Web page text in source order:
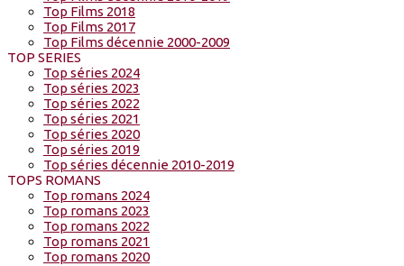
Top Films 2018
Top Films 2017
Top Films décennie 2000-2009
TOP SERIES
Top séries 2024
Top séries 2023
Top séries 2022
Top séries 2021
Top séries 2020
Top séries 2019
Top séries décennie 2010-2019
TOPS ROMANS
Top romans 2024
Top romans 2023
Top romans 2022
Top romans 2021
Top romans 2020